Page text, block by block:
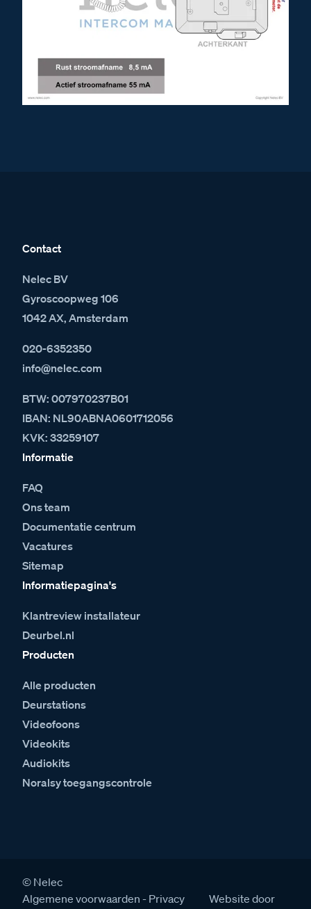
Contact
Nelec BV
Gyroscoopweg 106
1042 AX, Amsterdam
020-6352350
info@nelec.com
BTW: 007970237B01
IBAN: NL90ABNA0601712056
KVK: 33259107
Informatie
FAQ
Ons team
Documentatie centrum
Vacatures
Sitemap
Informatiepagina's
Klantreview installateur
Deurbel.nl
Producten
Alle producten
Deurstations
Videofoons
Videokits
Audiokits
Noralsy toegangscontrole
© Nelec
Algemene voorwaarden
Privacy
Website door